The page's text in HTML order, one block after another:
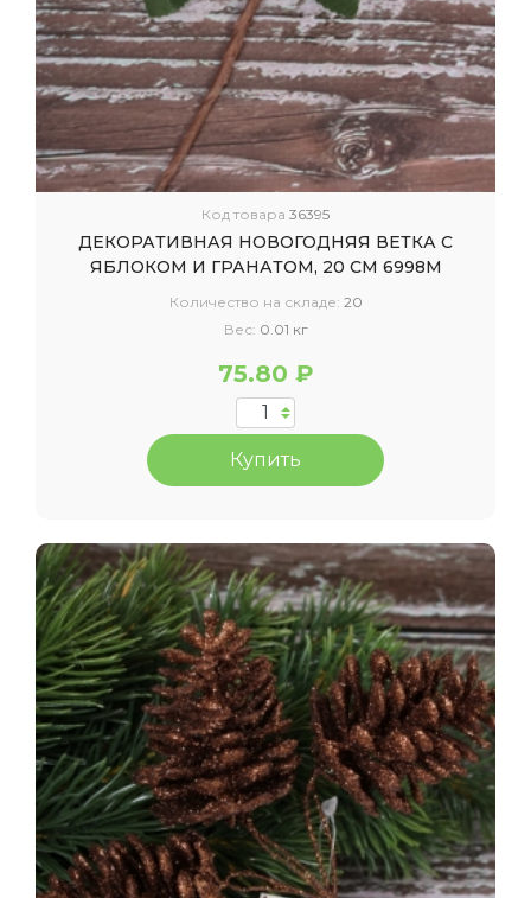
Код товара 36395
ДЕКОРАТИВНАЯ НОВОГОДНЯЯ ВЕТКА С
ЯБЛОКОМ И ГРАНАТОМ, 20 СМ 6998М
Количество на складе: 20
Вес: 0.01 кг
75.80 ₽
Купить